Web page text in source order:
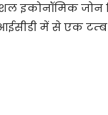
इकोनॉमिक
में से एक टम्ब